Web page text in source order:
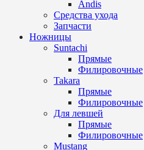
Andis
Средства ухода
Запчасти
Ножницы
Suntachi
Прямые
Филировочные
Takara
Прямые
Филировочные
Для левшей
Прямые
Филировочные
Mustang